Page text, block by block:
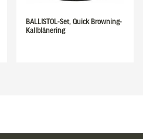
BALLISTOL-Set, Quick Browning-
Kallblånering